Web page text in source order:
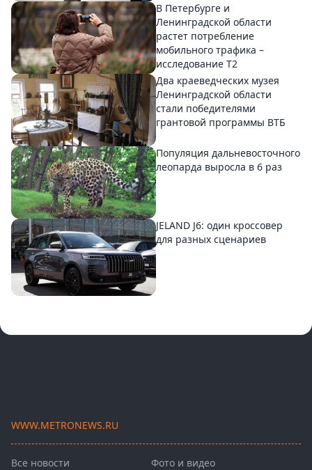
В Петербурге и
Ленинградской области
растет потребление
мобильного трафика –
исследование T2
Два краеведческих музея
Ленинградской области
стали победителями
грантовой программы ВТБ
Популяция дальневосточного
леопарда выросла в 6 раз
JELAND J6: один кроссовер
для разных сценариев
WWW.METRONEWS.RU
Все новости
Фото и видео